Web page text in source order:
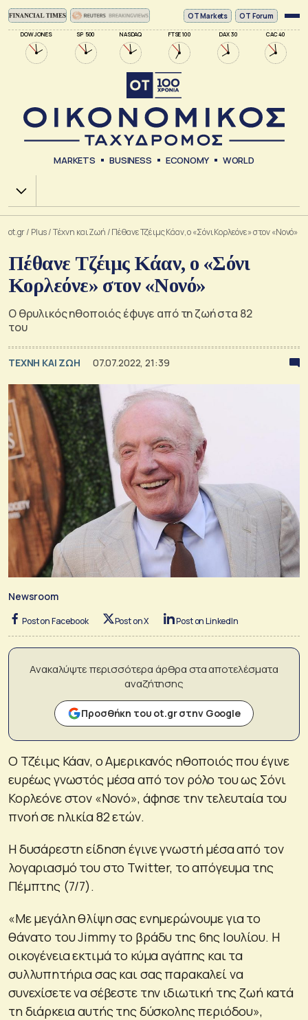
DOW JONES SP 500 NASDAQ FTSE 100 DAX 30 CAC 40
ΟΤ Markets OT Forum
MARKETS BUSINESS ECONOMY WORLD
Χ.Α.
ot.gr/ Plus/Tέχνη και Ζωή /Πέθανε Τζέιμς Κάαν, ο «Σόνι Κορλεόνε» στον «Νονό»
Πέθανε Τζέιμς Κάαν, ο «Σόνι
Κορλεόνε» στον «Νονό»
Ο θρυλικός ηθοποιός έφυγε από τη ζωή στα 82
του
TΕΧΝΗ ΚΑΙ ΖΩΗ 07.07.2022, 21:39
Newsroom
Post on Facebook Post on X Post on LinkedIn
Ανακαλύψτε περισσότερα άρθρα στα αποτελέσματα
αναζήτησης
Προσθήκη του ot.gr στην Google
Ο Τζέιμς Κάαν, ο Αμερικανός ηθοποιός που έγινε
ευρέως γνωστός μέσα από τον ρόλο του ως Σόνι
Κορλεόνε στον «Νονό», άφησε την τελευταία του
πνοή σε ηλικία 82 ετών.
Η δυσάρεστη είδηση έγινε γνωστή μέσα από τον
λογαριασμό του στο Twitter, το απόγευμα της
Πέμπτης (7/7).
«Με μεγάλη θλίψη σας ενημερώνουμε για το
θάνατο του Jimmy το βράδυ της 6ης Ιουλίου. Η
οικογένεια εκτιμά το κύμα αγάπης και τα
συλλυπητήρια σας και σας παρακαλεί να
συνεχίσετε να σέβεστε την ιδιωτική της ζωή κατά
τη διάρκεια αυτής της δύσκολης περιόδου»,